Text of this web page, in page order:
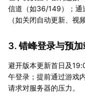
信道（如36/149）；通
（如关闭自动更新、视
3. 错峰登录与预
避开版本更新首日及
午登录；提前通过游戏
请求对服务器的压力。